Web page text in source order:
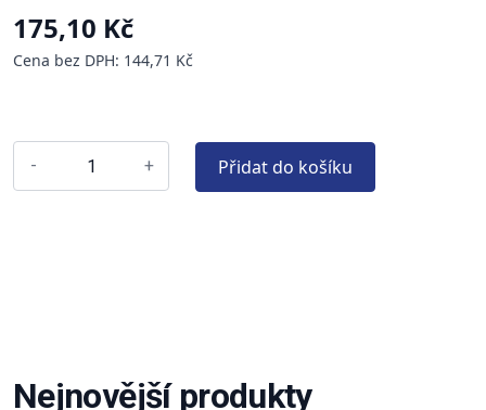
175,10 Kč
Cena bez DPH: 144,71 Kč
- + Přidat do košíku
Nejnovější produkty